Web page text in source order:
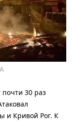
30 раз
и Кривой Рог. К